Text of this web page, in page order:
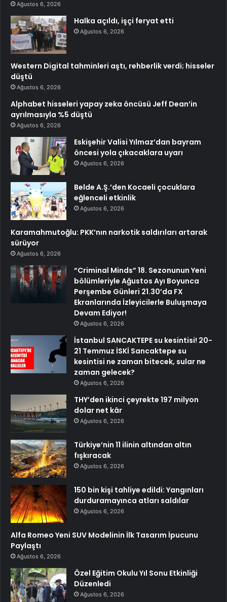
Ağustos 6, 2026
Halka açıldı, işçi feryat etti
Ağustos 6, 2026
Western Digital tahminleri aştı, rehberlik verdi; hisseler
düştü
Ağustos 6, 2026
Alphabet hisseleri yapay zeka öncüsü Jeff Dean’in
ayrılmasıyla %5 düştü
Ağustos 6, 2026
Eskişehir Valisi Yılmaz’dan bayram
öncesi yola çıkacaklara uyarı
Ağustos 6, 2026
Belde A.Ş.’den Kocaeli çocuklara
eğlenceli etkinlik
Ağustos 6, 2026
Karamahmutoğlu: PKK’nın narkotik saldırıları artarak
sürüyor
Ağustos 6, 2026
“Criminal Minds” 18. Sezonunun Yeni
bölümleriyle Ağustos Ayı Boyunca
Perşembe Günleri 21.30’da FX
Ekranlarında İzleyicilerle Buluşmaya
Devam Ediyor!
Ağustos 6, 2026
İstanbul SANCAKTEPE su kesintisi! 20-
21 Temmuz İSKİ Sancaktepe su
kesintisi ne zaman bitecek, sular ne
zaman gelecek?
Ağustos 6, 2026
THY’den ikinci çeyrekte 197 milyon
dolar net kâr
Ağustos 6, 2026
Türkiye’nin 11 ilinin altından altın
fışkıracak
Ağustos 6, 2026
150 bin kişi tahliye edildi: Yangınları
durduramayınca atları saldılar
Ağustos 6, 2026
Alfa Romeo Yeni SUV Modelinin İlk Tasarım İpucunu
Paylaştı
Ağustos 6, 2026
Özel Eğitim Okulu Yıl Sonu Etkinliği
Düzenledi
Ağustos 6, 2026